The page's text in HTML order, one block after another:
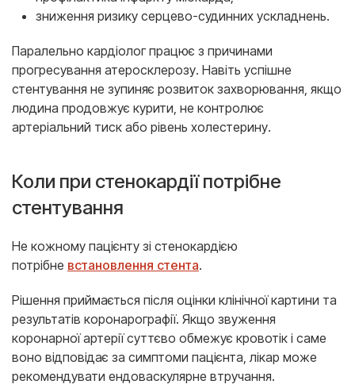
зниження ризику серцево-судинних ускладнень.
Паралельно кардіолог працює з причинами
прогресування атеросклерозу. Навіть успішне
стентування не зупиняє розвиток захворювання, якщо
людина продовжує курити, не контролює
артеріальний тиск або рівень холестерину.
Коли при стенокардії потрібне
стентування
Не кожному пацієнту зі стенокардією
потрібне встановлення стента.
Рішення приймається після оцінки клінічної картини та
результатів коронарографії. Якщо звуження
коронарної артерії суттєво обмежує кровотік і саме
воно відповідає за симптоми пацієнта, лікар може
рекомендувати ендоваскулярне втручання.